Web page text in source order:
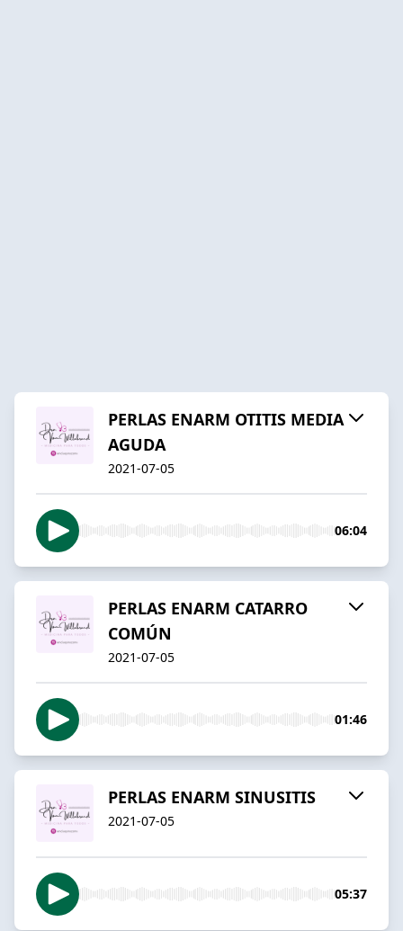
PERLAS ENARM OTITIS MEDIA
AGUDA
2021-07-05
06:04
PERLAS ENARM CATARRO
COMÚN
2021-07-05
01:46
PERLAS ENARM SINUSITIS
2021-07-05
05:37